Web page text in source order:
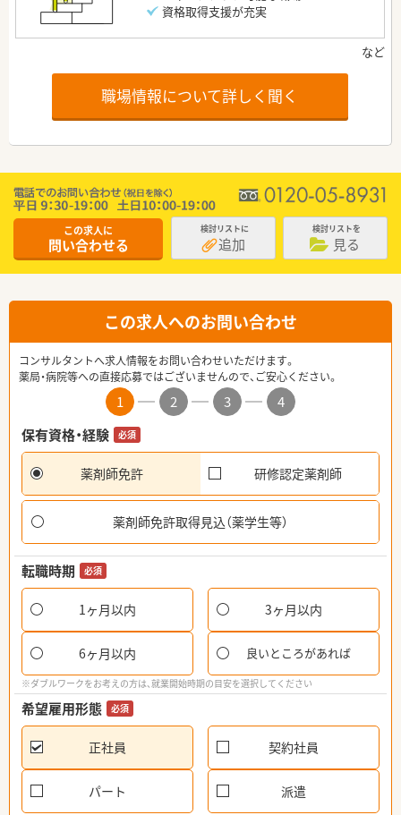
資格取得支援が充実
職場情報について詳しく聞く
この求人に
問い合わせる
検討リストに
追加
検討リストを
見る
この求人へのお問い合わせ
コンサルタントへ求人情報をお問い合わせいただけます。
薬局・病院等への直接応募ではございませんので、ご安心ください。
1 2 3
4
保有資格・経験
必須
薬剤師免許 研修認定薬剤師
薬剤師免許取得見込（薬学生等）
転職時期 必須
1ヶ月以内 3ヶ月以内
6ヶ月以内 良いところがあれば
※ダブルワークをお考えの方は、就業開始時期の目安を選択してください
希望雇用形態 必須
正社員 契約社員
パート 派遣